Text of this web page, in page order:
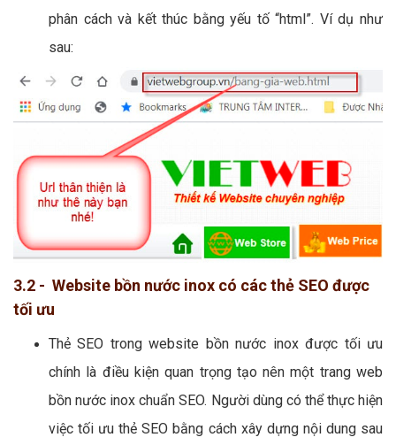
phân cách và kết thúc bằng yếu tố “html”. Ví dụ như
sau:
3.2 - Website bồn nước inox có các thẻ SEO được
tối ưu
Thẻ SEO trong website bồn nước inox được tối ưu
chính là điều kiện quan trọng tạo nên một trang web
bồn nước inox chuẩn SEO. Người dùng có thể thực hiện
việc tối ưu thẻ SEO bằng cách xây dựng nội dung sau